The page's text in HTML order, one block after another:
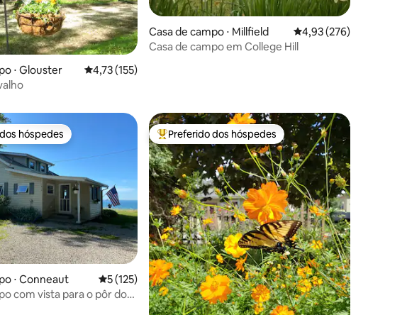
de 5, 151 avaliações
⋅ Glouster 4,73 de uma avaliação média de 5, 155 avaliações
4,73 (155)
Casa de campo ⋅ Millfield 4,93 de uma avaliação
4,93 (276)
Casa de campo em College Hill
de 5, 285 avaliações
preferidos dos hóspedes
hóspedes
⋅ Conneaut 5 de uma avaliação média de 5, 125 avaliações
5 (125)
com vista para o pôr do
Entre os melhores preferidos dos hóspedes
Preferido dos hóspedes